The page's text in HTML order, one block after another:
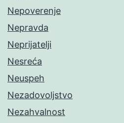
Nepoverenje
Nepravda
Neprijatelji
Nesreća
Neuspeh
Nezadovoljstvo
Nezahvalnost